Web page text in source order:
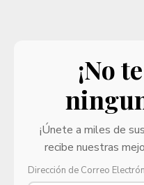
¡No
¡Únete a miles de
recibe nuestras
Dirección de Correo